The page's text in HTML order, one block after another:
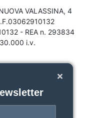
VALASSINA, 4
- REA n. 293834
30.000 i.v.